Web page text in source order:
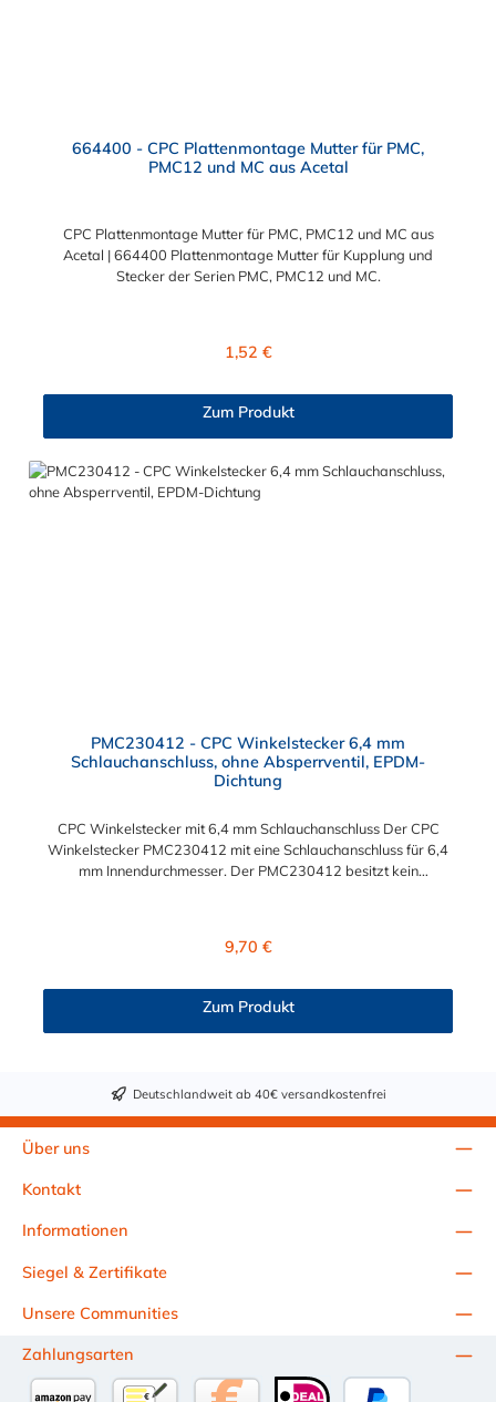
664400 - CPC Plattenmontage Mutter für PMC,
PMC12 und MC aus Acetal
CPC Plattenmontage Mutter für PMC, PMC12 und MC aus
Acetal | 664400 Plattenmontage Mutter für Kupplung und
Stecker der Serien PMC, PMC12 und MC.
Regulärer Preis:
1,52 €
Zum Produkt
PMC230412 - CPC Winkelstecker 6,4 mm
Schlauchanschluss, ohne Absperrventil, EPDM-
Dichtung
CPC Winkelstecker mit 6,4 mm Schlauchanschluss Der CPC
Winkelstecker PMC230412 mit eine Schlauchanschluss für 6,4
mm Innendurchmesser. Der PMC230412 besitzt kein
Maß von ≈ 7,9 mm. Sie können diesen Winkelstecker mit allen
Regulärer Preis:
9,70 €
Zum Produkt
Deutschlandweit ab 40€ versandkostenfrei
Über uns
Kontakt
Informationen
Unsere Communities
Siegel & Zertifikate
Zahlungsarten